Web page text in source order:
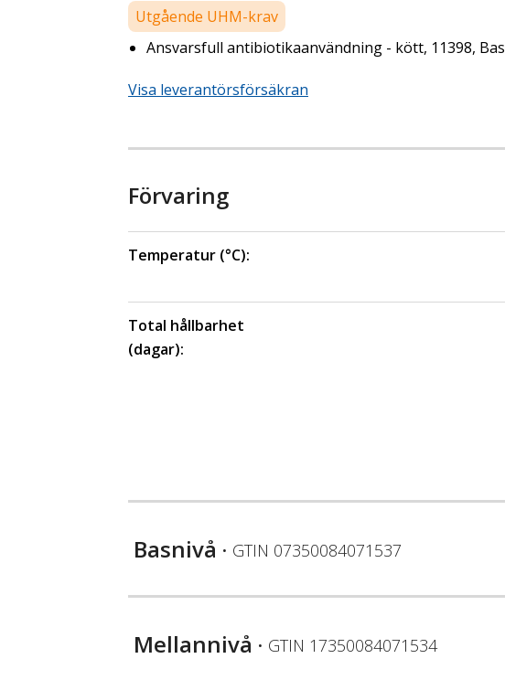
Utgående UHM-krav
Ansvarsfull antibiotikaanvändning - kött, 11398, Bas
Visa leverantörsförsäkran
Förvaring
Temperatur (°C):
Total hållbarhet
(dagar):
Basnivå • GTIN 07350084071537
Mellannivå • GTIN 17350084071534